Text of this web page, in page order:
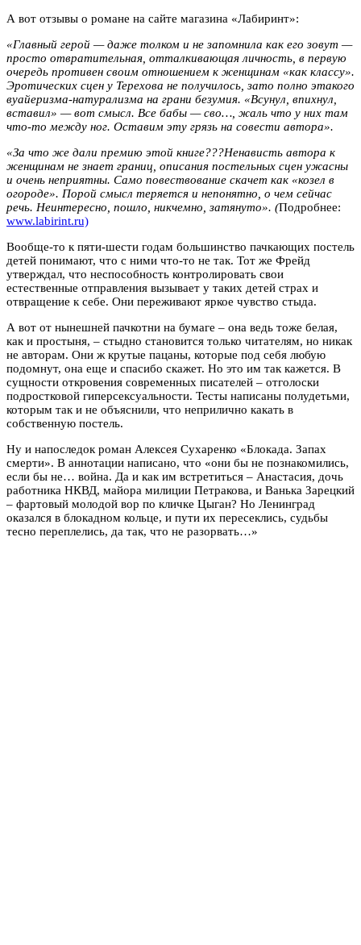
А вот отзывы о романе на сайте магазина «Лабиринт»:
«Главный герой — даже толком и не запомнила как его зовут —
просто отвратительная, отталкивающая личность, в первую
очередь противен своим отношением к женщинам «как классу».
Эротических сцен у Терехова не получилось, зато полно этакого
вуайеризма-натурализма на грани безумия. «Всунул, впихнул,
вставил» — вот смысл. Все бабы — сво…, жаль что у них там
что-то между ног. Оставим эту грязь на совести автора».
«За что же дали премию этой книге???Ненависть автора к
женщинам не знает границ, описания постельных сцен ужасны
и очень неприятны. Само повествование скачет как «козел в
огороде». Порой смысл теряется и непонятно, о чем сейчас
речь. Неинтересно, пошло, никчемно, затянуто». (Подробнее:
www.labirint.ru)
Вообще-то к пяти-шести годам большинство пачкающих постель
детей понимают, что с ними что-то не так. Тот же Фрейд
утверждал, что неспособность контролировать свои
естественные отправления вызывает у таких детей страх и
отвращение к себе. Они переживают яркое чувство стыда.
А вот от нынешней пачкотни на бумаге – она ведь тоже белая,
как и простыня, – стыдно становится только читателям, но никак
не авторам. Они ж крутые пацаны, которые под себя любую
подомнут, она еще и спасибо скажет. Но это им так кажется. В
сущности откровения современных писателей – отголоски
подростковой гиперсексуальности. Тесты написаны полудетьми,
которым так и не объяснили, что неприлично какать в
собственную постель.
Ну и напоследок роман Алексея Сухаренко «Блокада. Запах
смерти». В аннотации написано, что «они бы не познакомились,
если бы не… война. Да и как им встретиться – Анастасия, дочь
работника НКВД, майора милиции Петракова, и Ванька Зарецкий
– фартовый молодой вор по кличке Цыган? Но Ленинград
оказался в блокадном кольце, и пути их пересеклись, судьбы
тесно переплелись, да так, что не разорвать…»